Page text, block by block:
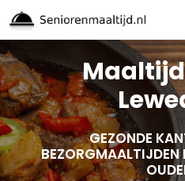
Spring
naar
inhoud
GEZONDE
BEZORGMAALTIJDEN